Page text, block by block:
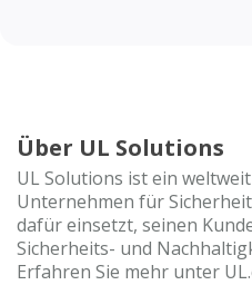
Über UL Solutions
UL Solutions ist ein
Unternehmen für
dafür einsetzt, seinen
Sicherheits- und
Erfahren Sie mehr unter